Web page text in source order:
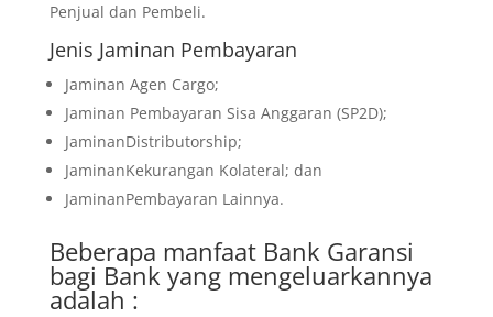
Penjual dan Pembeli.
Jenis Jaminan Pembayaran
Jaminan Agen Cargo;
Jaminan Pembayaran Sisa Anggaran (SP2D);
JaminanDistributorship;
JaminanKekurangan Kolateral; dan
JaminanPembayaran Lainnya.
Beberapa manfaat Bank Garansi
bagi Bank yang mengeluarkannya
adalah :